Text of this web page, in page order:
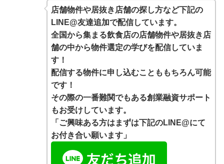
店舗物件や居抜き店舗の探し方など下記の
LINE@友達追加で配信しています。
全国から集まる飲食店の店舗物件や居抜き店
舗の中から物件選定の学びを配信していま
す！
配信する物件に申し込むことももちろん可能
です！
その際の一番難関でもある創業融資サポート
もお受けしています。
「ご興味ある方はまずは下記のLINE@にて
お付き合い願います」